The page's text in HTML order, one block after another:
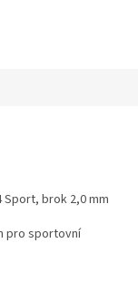
brok 2,0 mm
pro sportovní